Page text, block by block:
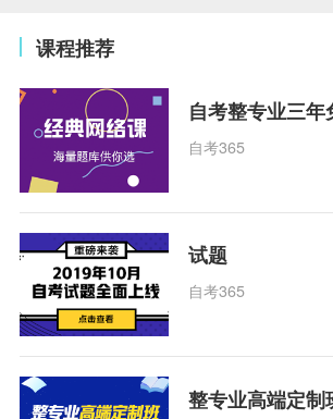
课程推荐
自考整专业三年
自考365
试题
自考365
整专业高端定制